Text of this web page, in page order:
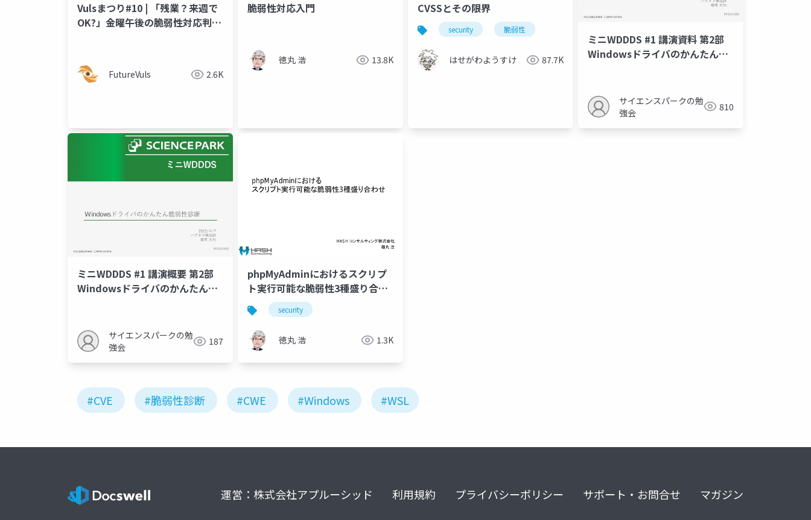
Vulsまつり#10 | 「残業？来週で
OK?」金曜午後の脆弱性対応判断
FutureVuls 2.6K
脆弱性対応入門
徳丸 浩 13.8K
CVSSとその限界
security 脆弱性
はせがわようすけ 87.7K
ミニWDDDS #1 講演資料 第2部
Windowsドライバのかんたん脆
サイエンスパークの勉
強会
810
ミニWDDDS #1 講演概要 第2部
Windowsドライバのかんたん脆
サイエンスパークの勉
強会
187
phpMyAdminにおけるスクリプ
ト実行可能な脆弱性3種盛り合わ
せ
security
徳丸 浩 1.3K
#CVE #脆弱性診断 #CWE #Windows #WSL
運営：株式会社アプルーシッド 利用規約 プライバシーポリシー サポート・お問合せ マガジン